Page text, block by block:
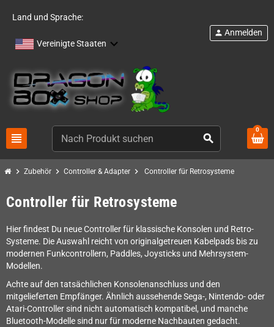
Land und Sprache:
Vereinigte Staaten
view_headline search
person Anmelden
0
chevron_right Zubehör chevron_right Controller & Adapter chevron_right Controller für Retrosysteme
Controller für Retrosysteme
Hier findest Du neue Controller für klassische Konsolen und Retro-
Systeme. Die Auswahl reicht von originalgetreuen Kabelpads bis zu
modernen Funkcontrollern, Paddles, Joysticks und Mehrsystem-
Modellen.
Achte auf den tatsächlichen Konsolenanschluss und den
mitgelieferten Empfänger. Ähnlich aussehende Sega-, Nintendo- oder
Atari-Controller sind nicht automatisch kompatibel, und manche
Bluetooth-Modelle sind nur für moderne Nachbauten gedacht.